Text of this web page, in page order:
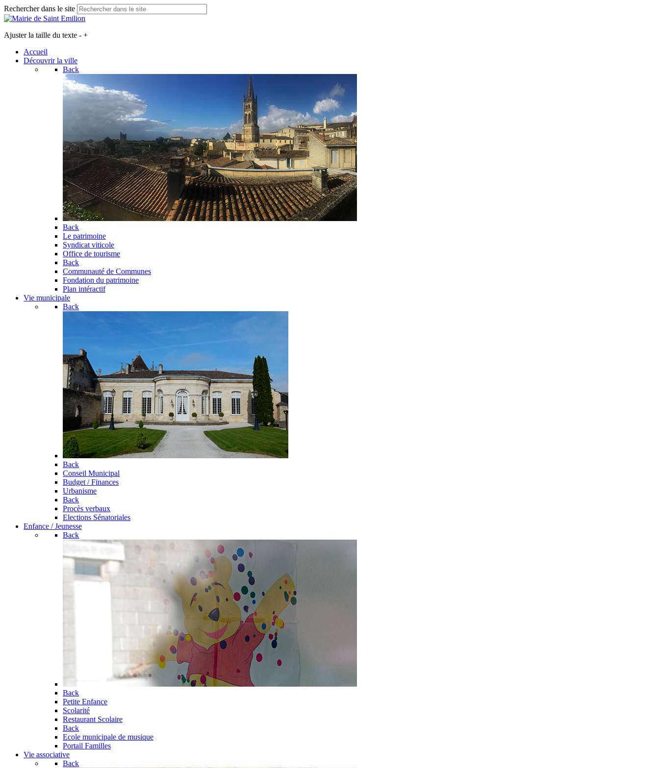
Rechercher dans le site
Ajuster la taille du texte - +
Accueil
Découvrir la ville
Back
Back
Le patrimoine
Syndicat viticole
Office de tourisme
Back
Communauté de Communes
Fondation du patrimoine
Plan intéractif
Vie municipale
Back
Back
Conseil Municipal
Budget / Finances
Urbanisme
Back
Procès verbaux
Elections Sénatoriales
Enfance / Jeunesse
Back
Back
Petite Enfance
Scolarité
Restaurant Scolaire
Back
Ecole municipale de musique
Portail Familles
Vie associative
Back